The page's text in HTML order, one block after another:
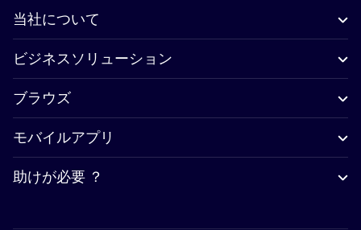
当社について
ビジネスソリューション
ブラウズ
モバイルアプリ
助けが必要 ？